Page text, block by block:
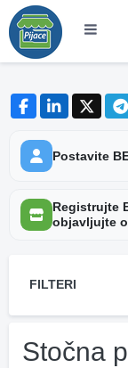
Postavite
Registrujte
objavljujte
FILTERI
Stočna